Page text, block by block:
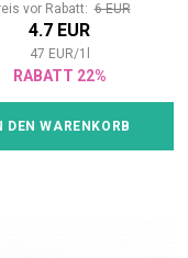
vor Rabatt:6 EUR
4.7 EUR
47 EUR/1
RABATT 22%
DEN WARENKORB